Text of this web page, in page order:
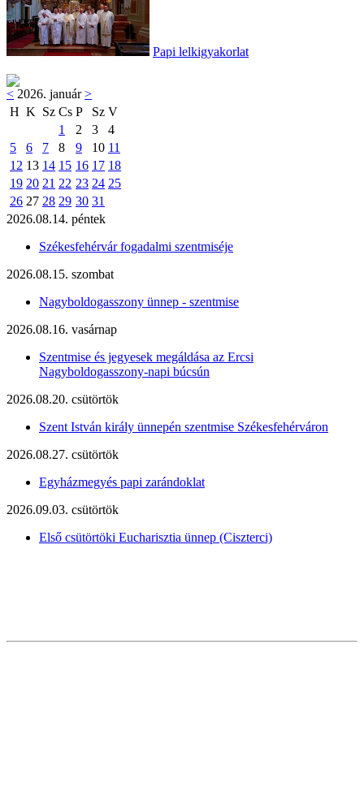
Papi lelkigyakorlat
< 2026. január>
H K Sz Cs P Sz V
1
2 3
4
5
6 7 8 9 10 11
12 13 14 15 16 17 18
19 20 21 22 23 24 25
26 27 28 29 30 31
2026.08.14. péntek
Székesfehérvár fogadalmi szentmiséje
2026.08.15. szombat
Nagyboldogasszony ünnep - szentmise
2026.08.16. vasárnap
Szentmise és jegyesek megáldása az Ercsi
Nagyboldogasszony-napi búcsún
2026.08.20. csütörtök
Szent István király ünnepén szentmise Székesfehérváron
2026.08.27. csütörtök
Egyházmegyés papi zarándoklat
2026.09.03. csütörtök
Első csütörtöki Eucharisztia ünnep (Ciszterci)